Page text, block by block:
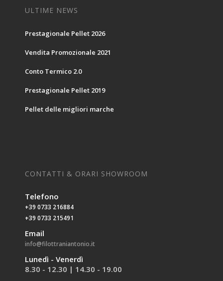
ULTIME NEWS
Prestagionale Pellet 2026
Vendita Promozionale 2021
Conto Termico 2.0
Prestagionale Pellet 2019
Pellet delle migliori marche
CONTATTI & ORARI SHOWROOM
Telefono
+39 0733 216884
+39 0733 215491
Email
info@filottraniantonio.it
Lunedì - Venerdì
8.30 - 12.30 | 14.30 - 19.00